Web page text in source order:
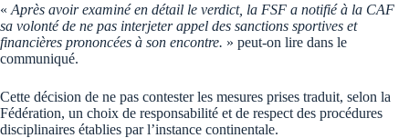
« Après avoir examiné en détail le verdict, la FSF a notifié à la CAF
sa volonté de ne pas interjeter appel des sanctions sportives et
financières prononcées à son encontre. » peut-on lire dans le
communiqué.
Cette décision de ne pas contester les mesures prises traduit, selon la
Fédération, un choix de responsabilité et de respect des procédures
disciplinaires établies par l’instance continentale.